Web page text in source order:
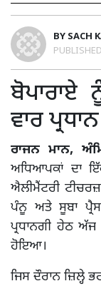
BY SACH
ਬੋਪਾਰਾਏ
ਵਾਰ
ਰਾਜਨ ਮਾਨ,
ਅਧਿਆਪਕਾਂ ਦਾ
ਐਲੀਮੈਂਟਰੀ
ਪੰਨੂ ਅਤੇ ਸੂਬਾ
ਪ੍ਰਧਾਨਗੀ ਹੇਠ
ਹੋਇਆ।
ਜਿਸ ਦੌਰਾਨ